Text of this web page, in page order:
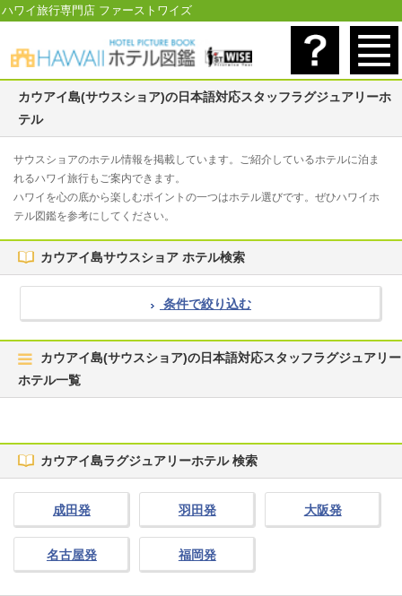
ハワイ旅行専門店 ファーストワイズ
カウアイ島(サウスショア)の日本語対応スタッフラグジュアリーホ
テル
サウスショアのホテル情報を掲載しています。ご紹介しているホテルに泊ま
れるハワイ旅行もご案内できます。
ハワイを心の底から楽しむポイントの一つはホテル選びです。ぜひハワイホ
テル図鑑を参考にしてください。
カウアイ島サウスショア ホテル検索
条件で絞り込む
カウアイ島(サウスショア)の日本語対応スタッフラグジュアリー
ホテル一覧
カウアイ島ラグジュアリーホテル 検索
成田発 羽田発 大阪発
名古屋発 福岡発